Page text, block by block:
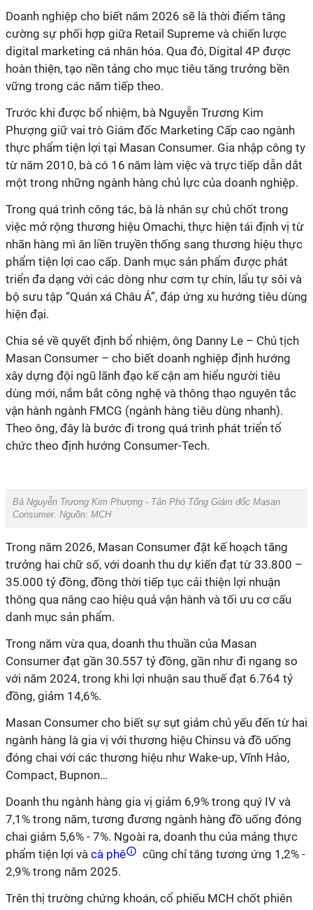
Doanh nghiệp cho biết năm 2026 sẽ là thời điểm tăng
cường sự phối hợp giữa Retail Supreme và chiến lược
digital marketing cá nhân hóa. Qua đó, Digital 4P được
hoàn thiện, tạo nền tảng cho mục tiêu tăng trưởng bền
vững trong các năm tiếp theo.
Trước khi được bổ nhiệm, bà Nguyễn Trương Kim
Phượng giữ vai trò Giám đốc Marketing Cấp cao ngành
thực phẩm tiện lợi tại Masan Consumer. Gia nhập công ty
từ năm 2010, bà có 16 năm làm việc và trực tiếp dẫn dắt
một trong những ngành hàng chủ lực của doanh nghiệp.
Trong quá trình công tác, bà là nhân sự chủ chốt trong
việc mở rộng thương hiệu Omachi, thực hiện tái định vị từ
nhãn hàng mì ăn liền truyền thống sang thương hiệu thực
phẩm tiện lợi cao cấp. Danh mục sản phẩm được phát
triển đa dạng với các dòng như cơm tự chín, lẩu tự sôi và
bộ sưu tập “Quán xá Châu Á”, đáp ứng xu hướng tiêu dùng
hiện đại.
Chia sẻ về quyết định bổ nhiệm, ông Danny Le – Chủ tịch
Masan Consumer – cho biết doanh nghiệp định hướng
xây dựng đội ngũ lãnh đạo kế cận am hiểu người tiêu
dùng mới, nắm bắt công nghệ và thông thạo nguyên tắc
vận hành ngành FMCG (ngành hàng tiêu dùng nhanh).
Theo ông, đây là bước đi trong quá trình phát triển tổ
chức theo định hướng Consumer-Tech.
Bà Nguyễn Trương Kim Phượng - Tân Phó Tổng Giám đốc Masan
Consumer. Nguồn: MCH
Trong năm 2026, Masan Consumer đặt kế hoạch tăng
trưởng hai chữ số, với doanh thu dự kiến đạt từ 33.800 –
35.000 tỷ đồng, đồng thời tiếp tục cải thiện lợi nhuận
thông qua nâng cao hiệu quả vận hành và tối ưu cơ cấu
danh mục sản phẩm.
Trong năm vừa qua, doanh thu thuần của Masan
Consumer đạt gần 30.557 tỷ đồng, gần như đi ngang so
với năm 2024, trong khi lợi nhuận sau thuế đạt 6.764 tỷ
đồng, giảm 14,6%.
Masan Consumer cho biết sự sụt giảm chủ yếu đến từ hai
ngành hàng là gia vị với thương hiệu Chinsu và đồ uống
đóng chai với các thương hiệu như Wake-up, Vĩnh Hảo,
Compact, Bupnon…
Doanh thu ngành hàng gia vị giảm 6,9% trong quý IV và
7,1% trong năm, tương đương ngành hàng đồ uống đóng
chai giảm 5,6% - 7%. Ngoài ra, doanh thu của mảng thực
phẩm tiện lợi và cà phê
cũng chỉ tăng tương ứng 1,2% -
2,9% trong năm 2025.
Trên thị trường chứng khoán, cổ phiếu MCH chốt phiên